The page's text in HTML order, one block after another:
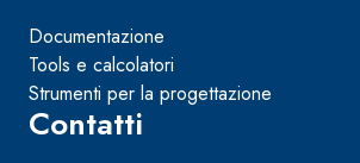
Documentazione
Tools e calcolatori
Strumenti per la progettazione
Contatti